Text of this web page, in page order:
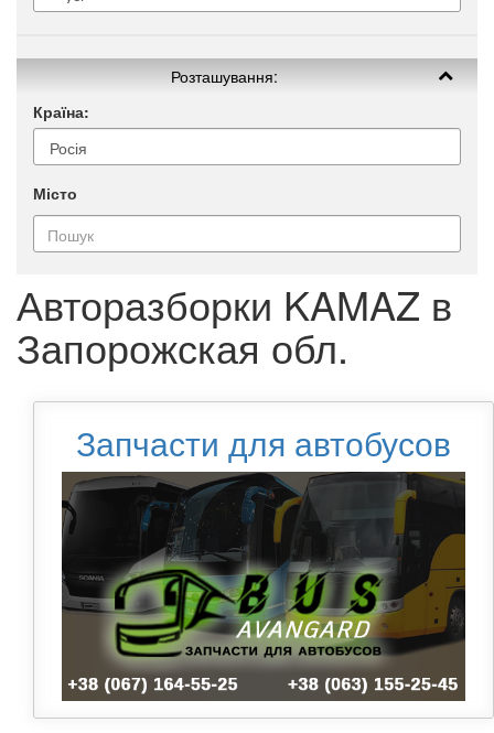
Розташування:
Країна:
Місто
Авторазборки KAMAZ в
Запорожская обл.
Запчасти для автобусов